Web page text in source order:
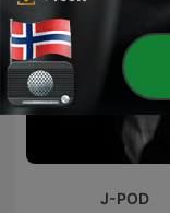
J-POD